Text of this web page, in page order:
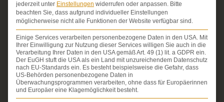
Über die Schmerzensgeld-Spezialisten
Seit über 25 Jahren vertreten wir als Fachanwälte
ausschließlich Geschädigte bei schweren
Personenschäden. Wir verfügen über ausgewiesene
Erfahrung im Arzthaftungsrecht, bei Unfallfolgen und
bei der Durchsetzung von Schmerzensgeld- und
Schadensersatzansprüchen.Ihr Recht steht für uns
im Mittelpunkt.
jederzeit unter Einstellungen widerrufen oder anpassen. Bitte
beachten Sie, dass aufgrund individueller Einstellungen
möglicherweise nicht alle Funktionen der Website verfügbar sind.
Einige Services verarbeiten personenbezogene Daten in den USA. Mit
Ihrer Einwilligung zur Nutzung dieser Services willigen Sie auch in die
Verarbeitung Ihrer Daten in den USA gemäß Art. 49 (1) lit. a GDPR ein.
Der EuGH stuft die USA als ein Land mit unzureichendem Datenschutz
nach EU-Standards ein. Es besteht beispielsweise die Gefahr, dass
US-Behörden personenbezogene Daten in
Überwachungsprogrammen verarbeiten, ohne dass für Europäerinnen
und Europäer eine Klagemöglichkeit besteht.